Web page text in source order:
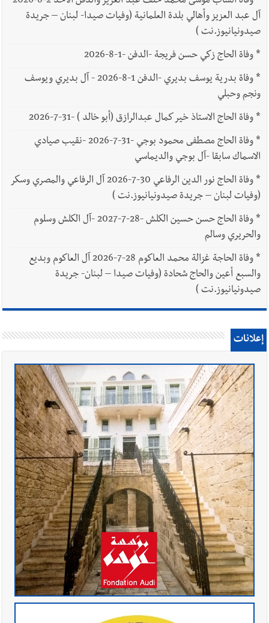
آل عبد العزيز وأهالي بلدة العلمانية (وفيات صيدا- لبنان – جريدة
صيدونيانيوز.نت )
*وفاة الحاج زكي حسن فريجة -الدفن -1-8-2026
*
وفاة بدرية يوسف بديري -الدفن 1-8-2026 - آل بديري ويوسف
ونجم وحبلي
*وفاة الحاج الاستاذ خير كمال عبدالرازق (أبو خالد ) -31-7-2026
*
وفاة الحاج مصطفى محمود بوجي -31-7-2026 -نقيب صيادي
الاسماك سابقا -آل بوجي والديماسي
*
وفاة الحاج نور الدين الرفاعي 30-7-2026 آل الرفاعي والمصري وسكر
(وفيات لبنان – جريدة صيدونيانيوز.نت )
*
وفاة الحاج حسن حسين الكلش -28-7-2027 -آل الكلش وسلوم
والحريري وسالم
*
وفاة الحاجة غزالة محمد العاكوم 28-7-2026 آل العاكوم وبديع
والسبع أعين والحاج شحادة (وفيات صيدا – لبنان- جريدة
صيدونيانيوز.نت )
إعلانات